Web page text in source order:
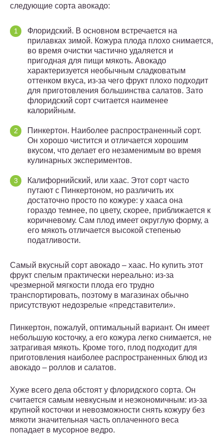
следующие сорта авокадо:
Флоридский. В основном встречается на
прилавках зимой. Кожура плода плохо снимается,
во время очистки частично удаляется и
пригодная для пищи мякоть. Авокадо
характеризуется необычным сладковатым
оттенком вкуса, из-за чего фрукт плохо подходит
для приготовления большинства салатов. Зато
флоридский сорт считается наименее
калорийным.
Пинкертон. Наиболее распространенный сорт.
Он хорошо чистится и отличается хорошим
вкусом, что делает его незаменимым во время
кулинарных экспериментов.
Калифорнийский, или хаас. Этот сорт часто
путают с Пинкертоном, но различить их
достаточно просто по кожуре: у хааса она
гораздо темнее, по цвету, скорее, приближается к
коричневому. Сам плод имеет округлую форму, а
его мякоть отличается высокой степенью
податливости.
Самый вкусный сорт авокадо – хаас. Но купить этот
фрукт спелым практически нереально: из-за
чрезмерной мягкости плода его трудно
транспортировать, поэтому в магазинах обычно
присутствуют недозрелые «представители».
Пинкертон, пожалуй, оптимальный вариант. Он имеет
небольшую косточку, а его кожура легко снимается, не
затрагивая мякоть. Кроме того, плод подходит для
приготовления наиболее распространенных блюд из
авокадо – роллов и салатов.
Хуже всего дела обстоят у флоридского сорта. Он
считается самым невкусным и неэкономичным: из-за
крупной косточки и невозможности снять кожуру без
мякоти значительная часть оплаченного веса
попадает в мусорное ведро.